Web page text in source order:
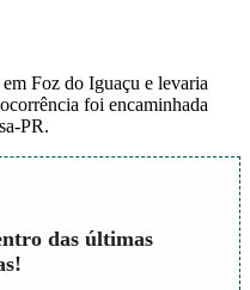
Foz do Iguaçu e levaria
foi encaminhada
PR.
das últimas